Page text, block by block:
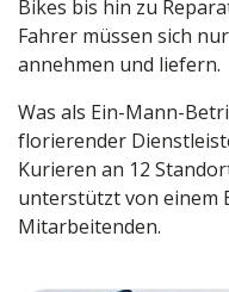
Bikes bis hin zu
Fahrer müssen sich
annehmen und liefern.
Was als Ein-Mann-
florierender
Kurieren an 12
unterstützt von einem
Mitarbeitenden.